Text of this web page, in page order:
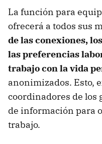
La función para
ofrecerá a todos sus
de las conexiones,
las preferencias
trabajo con la vida
anonimizados. Esto,
coordinadores de los
de información para
trabajo.